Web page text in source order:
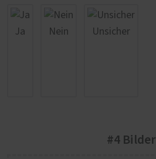
Ja Nein Unsicher
#4 Bilder